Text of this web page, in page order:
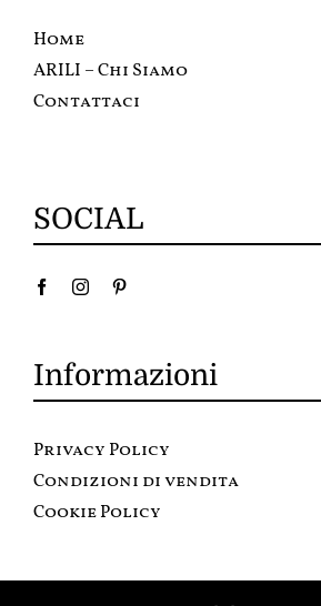
Home
ARILI – Chi Siamo
Contattaci
SOCIAL
Informazioni
Privacy Policy
Condizioni di vendita
Cookie Policy